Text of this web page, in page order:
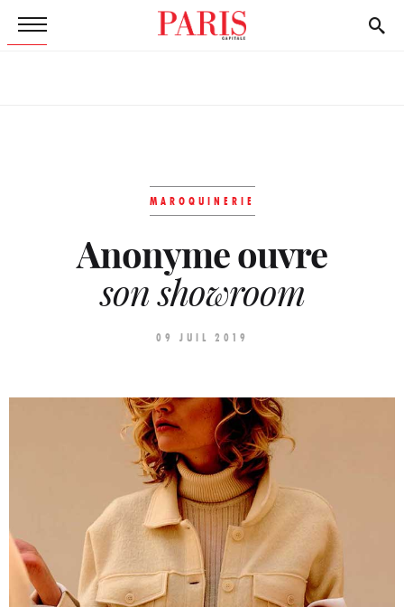
MAROQUINERIE
Anonyme ouvre
son showroom
09 JUIL 2019